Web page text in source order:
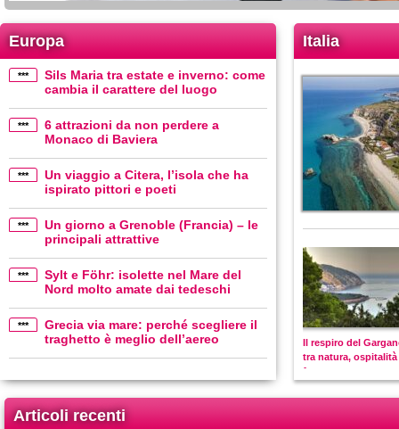
Europa
***
Sils Maria tra estate e inverno: come
cambia il carattere del luogo
***
6 attrazioni da non perdere a
Monaco di Baviera
***
Un viaggio a Citera, l’isola che ha
ispirato pittori e poeti
***
Un giorno a Grenoble (Francia) – le
principali attrattive
***
Sylt e Föhr: isolette nel Mare del
Nord molto amate dai tedeschi
***
Grecia via mare: perché scegliere il
traghetto è meglio dell’aereo
Italia
Il respiro del
tra natura, ospitalità
futuro
Articoli recenti